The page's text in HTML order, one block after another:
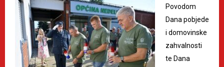
Povodom
Dana pobjede
i domovinske
zahvalnosti
te Dana